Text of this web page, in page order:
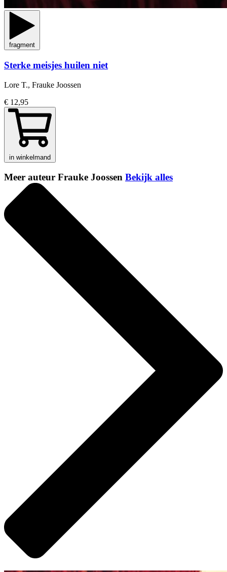
fragment
Sterke meisjes huilen niet
Lore T., Frauke Joossen
€ 12,95
in winkelmand
Meer auteur Frauke Joossen Bekijk alles